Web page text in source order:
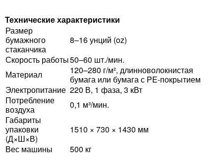
Технические характеристики
Размер
бумажного
стаканчика
8–16 унций (oz)
Скорость работы50–60 шт./мин.
Материал
120–280 г/м², длинноволокнистая
бумага или бумага с PE-покрытием
Электропитание 220 В, 1 фаза, 3 кВт
Потребление
воздуха
0,1 м³/мин.
Габариты
упаковки
(Д×Ш×В)
1510 × 730 × 1430 мм
Вес машины
500 кг